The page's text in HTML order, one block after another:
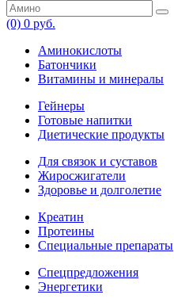
(0) 0 руб.
Аминокислоты
Батончики
Витамины и минералы
Гейнеры
Готовые напитки
Диетические продукты
Для связок и суставов
Жиросжигатели
Здоровье и долголетие
Креатин
Протеины
Специальные препараты
Спецпредложения
Энергетики